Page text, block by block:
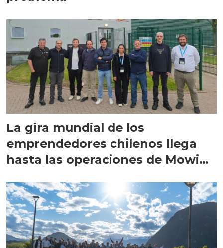
La gira mundial de los
emprendedores chilenos llega
hasta las operaciones de Mowi